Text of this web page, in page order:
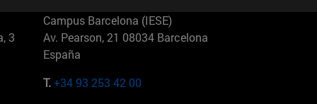
3
Campus Barcelona (IESE)
Av. Pearson, 21 08034 Barcelona
España
T.+34 93 253 42 00